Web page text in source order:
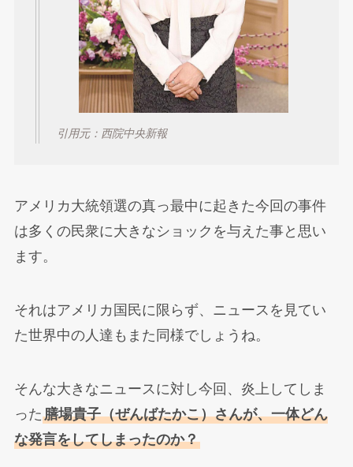
引用元：西院中央新報
アメリカ大統領選の真っ最中に起きた今回の事件
は多くの民衆に大きなショックを与えた事と思い
ます。
それはアメリカ国民に限らず、ニュースを見てい
た世界中の人達もまた同様でしょうね。
そんな大きなニュースに対し今回、炎上してしま
った膳場貴子（ぜんばたかこ）さんが、一体どん
な発言をしてしまったのか？